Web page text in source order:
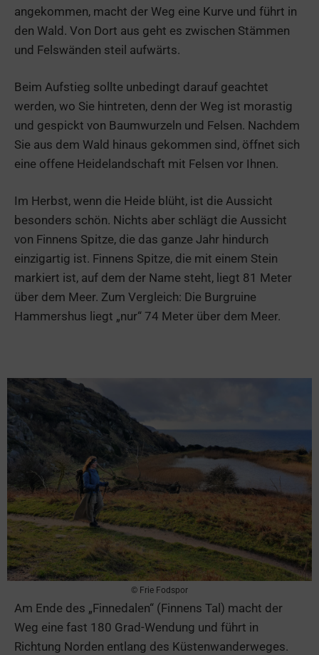
angekommen, macht der Weg eine Kurve und führt in
den Wald. Von Dort aus geht es zwischen Stämmen
und Felswänden steil aufwärts.
Beim Aufstieg sollte unbedingt darauf geachtet
werden, wo Sie hintreten, denn der Weg ist morastig
und gespickt von Baumwurzeln und Felsen. Nachdem
Sie aus dem Wald hinaus gekommen sind, öffnet sich
eine offene Heidelandschaft mit Felsen vor Ihnen.
Im Herbst, wenn die Heide blüht, ist die Aussicht
besonders schön. Nichts aber schlägt die Aussicht
von Finnens Spitze, die das ganze Jahr hindurch
einzigartig ist. Finnens Spitze, die mit einem Stein
markiert ist, auf dem der Name steht, liegt 81 Meter
über dem Meer. Zum Vergleich: Die Burgruine
Hammershus liegt „nur“ 74 Meter über dem Meer.
Am Ende des „Finnedalen“ (Finnens Tal) macht der
Weg eine fast 180 Grad-Wendung und führt in
Richtung Norden entlang des Küstenwanderweges.
© Frie Fodspor